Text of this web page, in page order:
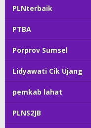
PLNterbaik
PTBA
Porprov Sumsel
Lidyawati Cik Ujang
pemkab lahat
PLNS2JB